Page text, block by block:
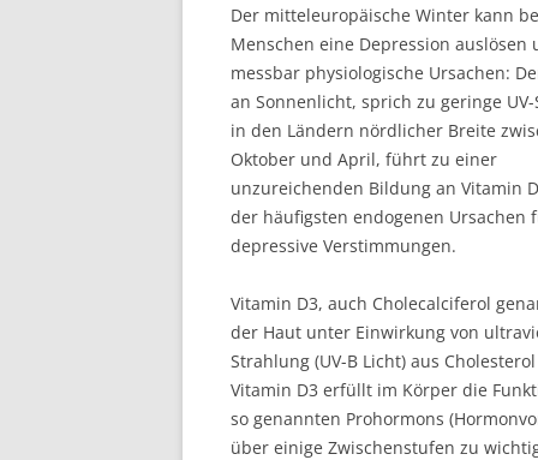
Der mitteleuropäische Winter kann
Menschen eine Depression auslösen
messbar physiologische Ursachen:
an Sonnenlicht, sprich zu geringe
in den Ländern nördlicher Breite
Oktober und April, führt zu einer
unzureichenden Bildung an Vitamin
der häufigsten endogenen Ursachen
depressive Verstimmungen.
Vitamin D3, auch Cholecalciferol
der Haut unter Einwirkung von
Strahlung (UV-B Licht) aus
Vitamin D3 erfüllt im Körper die
so genannten Prohormons
über einige Zwischenstufen zu